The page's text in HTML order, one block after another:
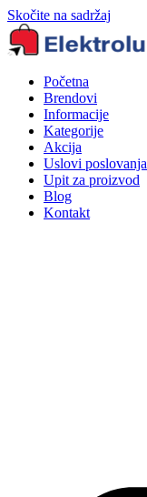
Skočite na sadržaj
Početna
Brendovi
Informacije
Kategorije
Akcija
Uslovi poslovanja
Upit za proizvod
Blog
Kontakt